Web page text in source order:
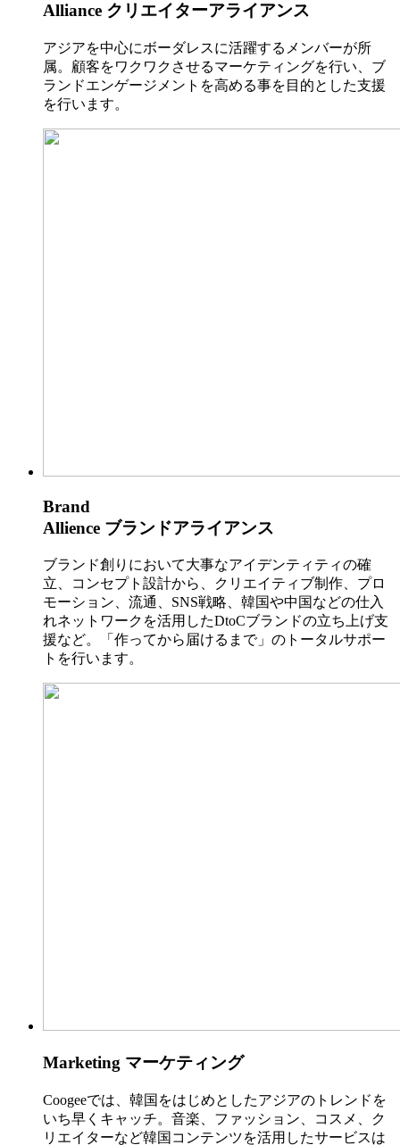
Alliance クリエイターアライアンス
アジアを中心にボーダレスに活躍するメンバーが所
属。顧客をワクワクさせるマーケティングを行い、ブ
ランドエンゲージメントを高める事を目的とした支援
を行います。
Brand
Allience ブランドアライアンス
ブランド創りにおいて大事なアイデンティティの確
立、コンセプト設計から、クリエイティブ制作、プロ
モーション、流通、SNS戦略、韓国や中国などの仕入
れネットワークを活用したDtoCブランドの立ち上げ支
援など。「作ってから届けるまで」のトータルサポー
トを行います。
Marketing マーケティング
Coogeeでは、韓国をはじめとしたアジアのトレンドを
いち早くキャッチ。音楽、ファッション、コスメ、ク
リエイターなど韓国コンテンツを活用したサービスは